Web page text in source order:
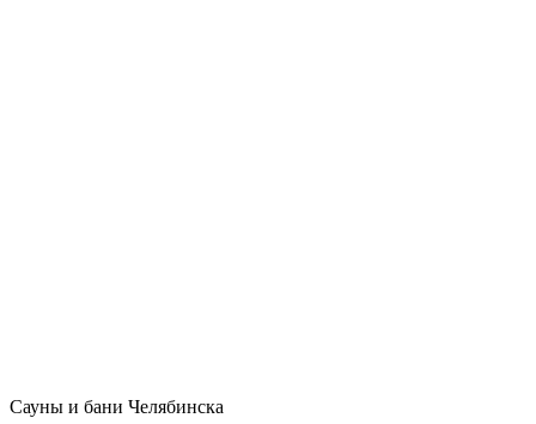
Сауны и бани Челябинска